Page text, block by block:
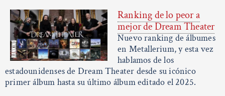
Ranking de lo peor a
mejor de Dream Theater
Nuevo ranking de álbumes
en Metallerium, y esta vez
hablamos de los
estadounidenses de Dream Theater desde su icónico
primer álbum hasta su último álbum editado el 2025.